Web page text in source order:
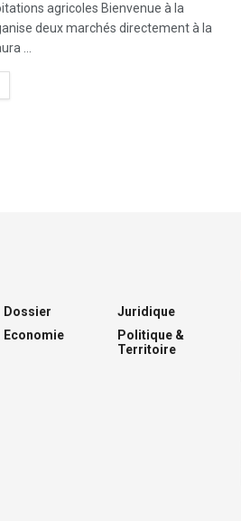
agricoles Bienvenue à la
deux marchés directement à la
...
Dossier
Economie
Juridique
Politique &
Territoire